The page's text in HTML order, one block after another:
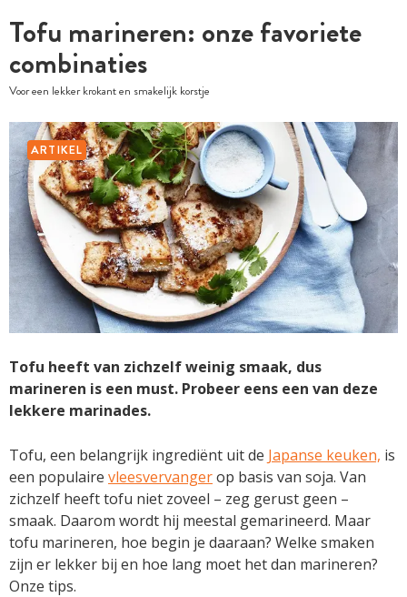
Tofu marineren: onze favoriete
combinaties
Voor een lekker krokant en smakelijk korstje
ARTIKEL
Tofu heeft van zichzelf weinig smaak, dus
marineren is een must. Probeer eens een van deze
lekkere marinades.
Tofu, een belangrijk ingrediënt uit de Japanse keuken, is
een populaire vleesvervangerop basis van soja. Van
zichzelf heeft tofu niet zoveel – zeg gerust geen –
smaak. Daarom wordt hij meestal gemarineerd. Maar
tofu marineren, hoe begin je daaraan? Welke smaken
zijn er lekker bij en hoe lang moet het dan marineren?
Onze tips.